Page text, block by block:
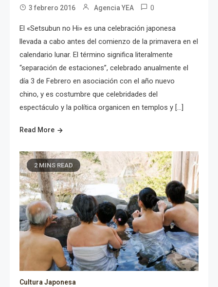
3 febrero 2016 Agencia YEA 0
El «Setsubun no Hi» es una celebración japonesa
llevada a cabo antes del comienzo de la primavera en el
calendario lunar. El término significa literalmente
“separación de estaciones”, celebrado anualmente el
día 3 de Febrero en asociación con el año nuevo
chino, y es costumbre que celebridades del
espectáculo y la política organicen en templos y […]
Read More
2 MINS READ
Cultura Japonesa